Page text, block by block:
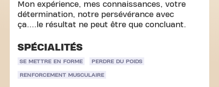
Mon expérience, mes connaissances, votre
détermination, notre persévérance avec
ça....le résultat ne peut être que concluant.
SPÉCIALITÉS
SE METTRE EN FORME PERDRE DU POIDS
RENFORCEMENT MUSCULAIRE